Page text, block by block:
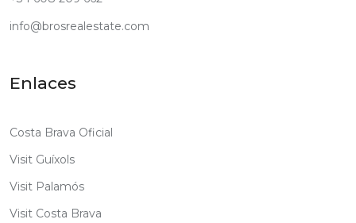
info@brosrealestate.com
Enlaces
Costa Brava Oficial
Visit Guíxols
Visit Palamós
Visit Costa Brava